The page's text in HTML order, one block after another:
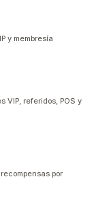
y membresía
VIP, referidos, POS y
por